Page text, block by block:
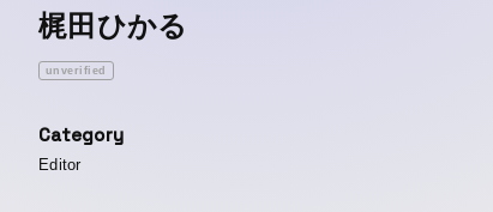
梶田ひかる
unverified
Category
Editor